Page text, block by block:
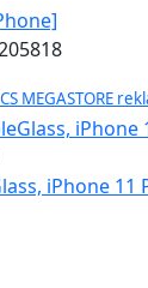
CS MEGASTORE
iPhone 11